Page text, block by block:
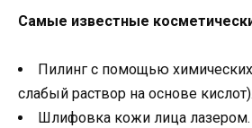
Самые известные
Пилинг с помощью химических
слабый раствор на основе кислот).
Шлифовка кожи лица лазером.